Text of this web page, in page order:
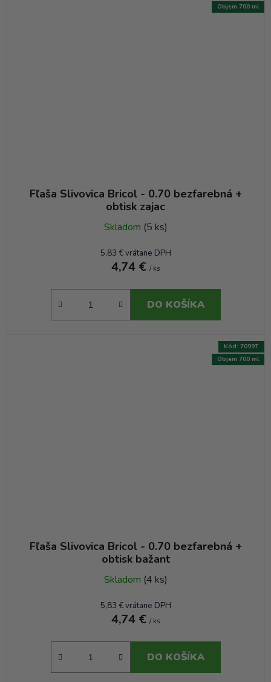
Fľaša Slivovica Bricol - 0.70 bezfarebná +
obtisk zajac
Skladom (5 ks)
5,83 € vrátane DPH
4,74 € / ks
DO KOŠÍKA
Objem 700 ml
Fľaša Slivovica Bricol - 0.70 bezfarebná +
obtisk bažant
Skladom (4 ks)
5,83 € vrátane DPH
4,74 € / ks
DO KOŠÍKA
Objem 700 ml
Kód: 7099T